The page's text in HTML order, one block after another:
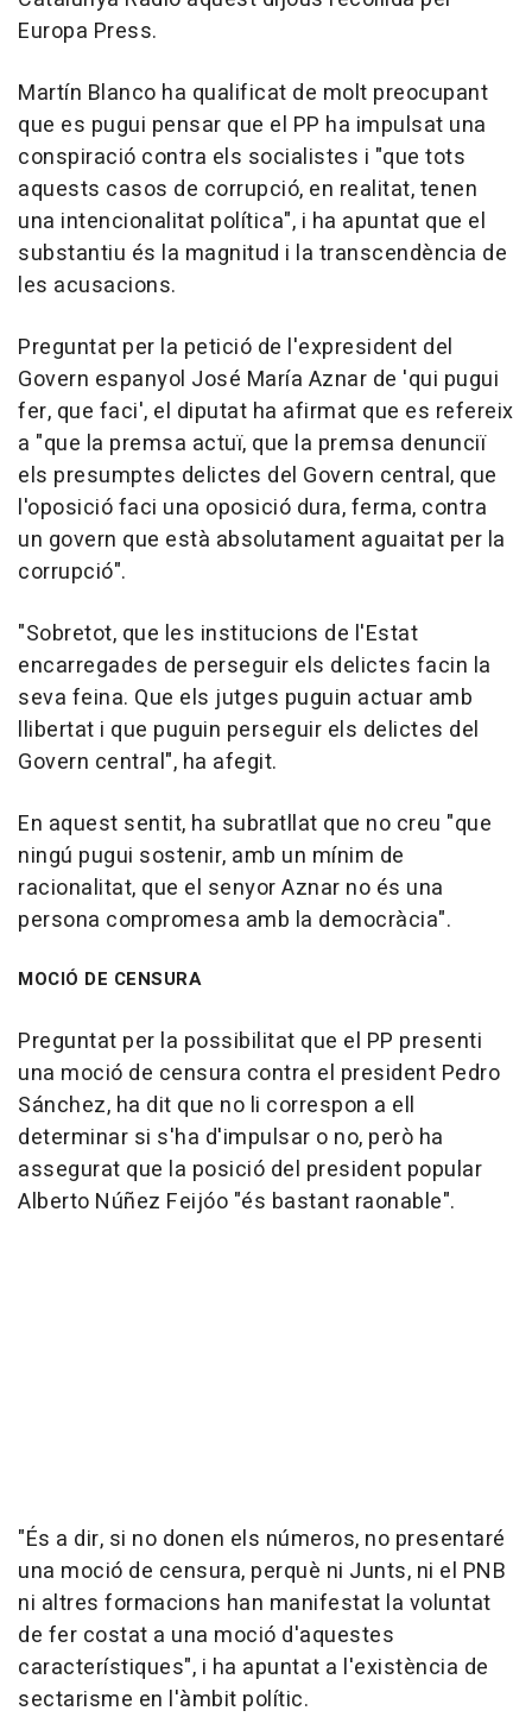
Europa Press.
Martín Blanco ha qualificat de molt preocupant
que es pugui pensar que el PP ha impulsat una
conspiració contra els socialistes i "que tots
aquests casos de corrupció, en realitat, tenen
una intencionalitat política", i ha apuntat que el
substantiu és la magnitud i la transcendència de
les acusacions.
Preguntat per la petició de l'expresident del
Govern espanyol José María Aznar de 'qui pugui
fer, que faci', el diputat ha afirmat que es refereix
a "que la premsa actuï, que la premsa denunciï
els presumptes delictes del Govern central, que
l'oposició faci una oposició dura, ferma, contra
un govern que està absolutament aguaitat per la
corrupció".
"Sobretot, que les institucions de l'Estat
encarregades de perseguir els delictes facin la
seva feina. Que els jutges puguin actuar amb
llibertat i que puguin perseguir els delictes del
Govern central", ha afegit.
En aquest sentit, ha subratllat que no creu "que
ningú pugui sostenir, amb un mínim de
racionalitat, que el senyor Aznar no és una
persona compromesa amb la democràcia".
MOCIÓ DE CENSURA
Preguntat per la possibilitat que el PP presenti
una moció de censura contra el president Pedro
Sánchez, ha dit que no li correspon a ell
determinar si s'ha d'impulsar o no, però ha
assegurat que la posició del president popular
Alberto Núñez Feijóo "és bastant raonable".
"És a dir, si no donen els números, no presentaré
una moció de censura, perquè ni Junts, ni el PNB
ni altres formacions han manifestat la voluntat
de fer costat a una moció d'aquestes
característiques", i ha apuntat a l'existència de
sectarisme en l'àmbit polític.